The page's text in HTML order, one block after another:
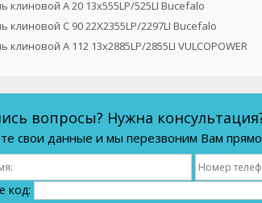
клиновой A 20 13x555LP/525LI Bucefalo
клиновой C 90 22X2355LP/2297LI Bucefalo
клиновой A 112 13x2885LP/2855LI VULCOPOWER
вопросы? Нужна
свои данные и мы перезвоним Вам прямо
код: